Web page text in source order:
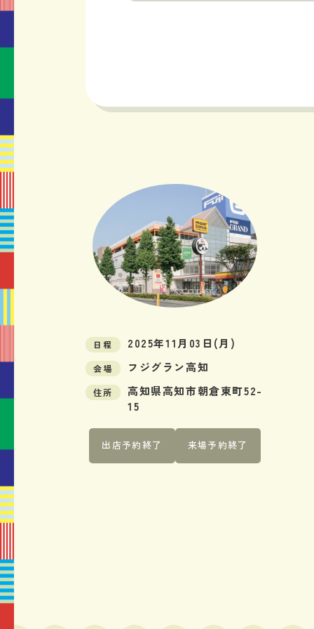
日程 2025年11月03日(月)
会場 フジグラン高知
住所
高知県高知市朝倉東町52-
15
出店予約 終了 来場予約終了